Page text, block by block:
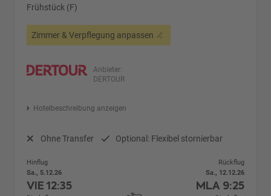
Frühstück (F)
Zimmer & Verpflegung anpassen
Anbieter:
DERTOUR
Hotelbeschreibung anzeigen
Ohne Transfer Optional: Flexibel stornierbar
Hinflug
Sa., 5.12.26
VIE12:35
Rückflug
Sa., 12.12.26
MLA 9:25